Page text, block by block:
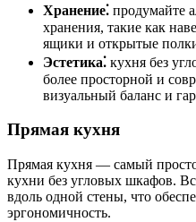
Хранение⁚ продумайте
хранения, такие как
ящики и открытые
Эстетика⁚ кухня без
более просторной и
визуальный баланс и
Прямая кухня
Прямая кухня — самый
кухни без угловых шкафов.
вдоль одной стены, что
эргономичность.